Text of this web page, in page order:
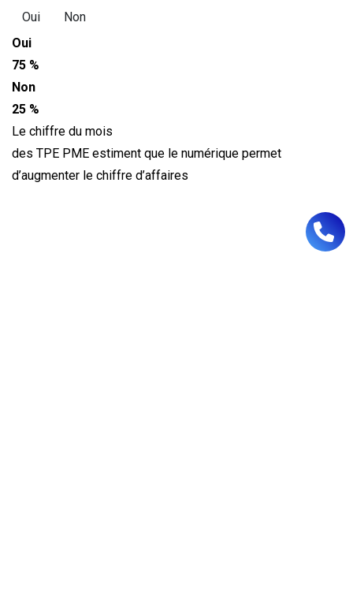
Oui
Non
Oui
75 %
Non
25 %
Le chiffre du mois
des TPE PME estiment que le numérique permet
d’augmenter le chiffre d’affaires